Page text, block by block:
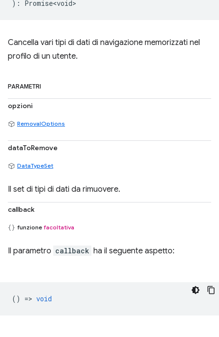
) : Promise<void>
Cancella vari tipi di dati di navigazione memorizzati nel
profilo di un utente.
PARAMETRI
opzioni
RemovalOptions
dataToRemove
DataTypeSet
Il set di tipi di dati da rimuovere.
callback
funzione facoltativa
Il parametro callback ha il seguente aspetto:
() => void